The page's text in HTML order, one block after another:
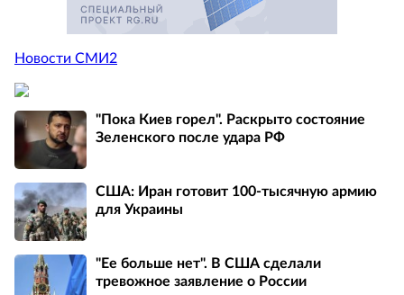
Новости СМИ2
"Пока Киев горел". Раскрыто состояние
Зеленского после удара РФ
США: Иран готовит 100-тысячную армию
для Украины
"Ее больше нет". В США сделали
тревожное заявление о России